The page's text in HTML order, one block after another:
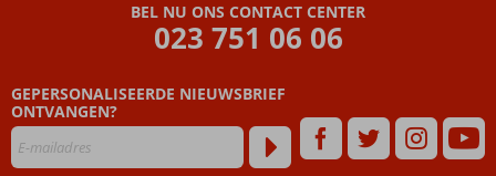
meer
weergegeven
om
de
BEL NU ONS CONTACT CENTER
023 751 06 06
GEPERSONALISEERDE NIEUWSBRIEF
ONTVANGEN?